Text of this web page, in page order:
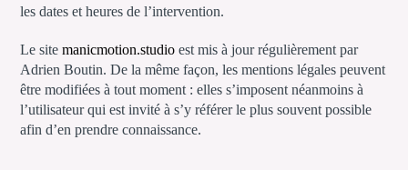
les dates et heures de l’intervention.
Le sitemanicmotion.studio est mis à jour régulièrement par
Adrien Boutin. De la même façon, les mentions légales peuvent
être modifiées à tout moment : elles s’imposent néanmoins à
l’utilisateur qui est invité à s’y référer le plus souvent possible
afin d’en prendre connaissance.